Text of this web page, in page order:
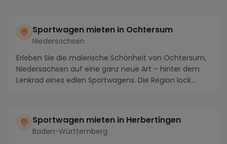
Sportwagen mieten in Ochtersum
Niedersachsen
Erleben Sie die malerische Schönheit von Ochtersum,
Niedersachsen auf eine ganz neue Art – hinter dem
Lenkrad eines edlen Sportwagens. Die Region lock...
Sportwagen mieten in Herbertingen
Baden-Württemberg